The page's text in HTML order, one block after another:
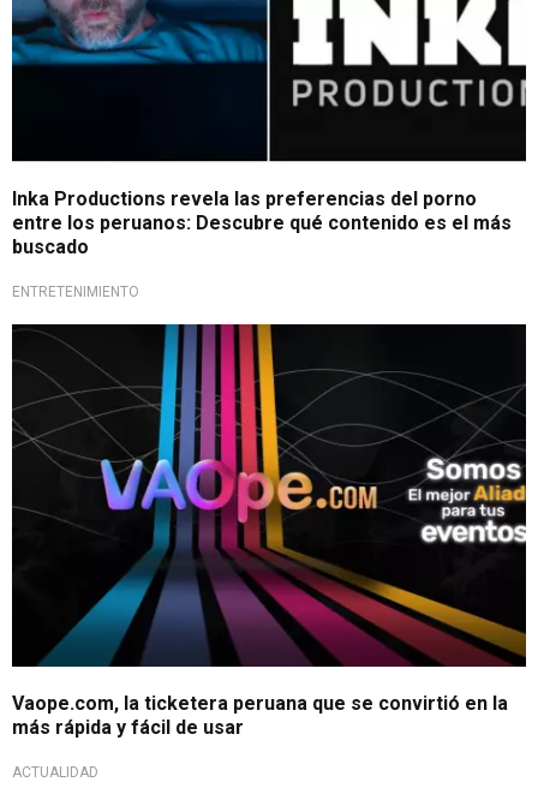
Inka Productions revela las preferencias del porno
entre los peruanos: Descubre qué contenido es el más
buscado
ENTRETENIMIENTO
Conciertos
Vaope.com, la ticketera peruana que se convirtió en la
más rápida y fácil de usar
ACTUALIDAD